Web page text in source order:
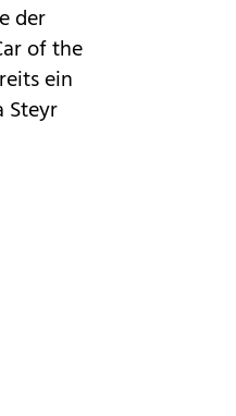
der
of the
ein
Steyr